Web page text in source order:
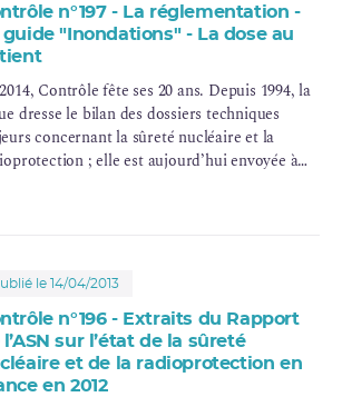
n°197 - La réglementation -
guide "Inondations" - La dose au
Contrôle fête ses 20 ans. Depuis 1994, la
dresse le bilan des dossiers techniques
concernant la sûreté nucléaire et la
; elle est aujourd’hui envoyée à
le 14/04/2013
n°196 - Extraits du Rapport
sur l’état de la sûreté
et de la radioprotection en
en 2012